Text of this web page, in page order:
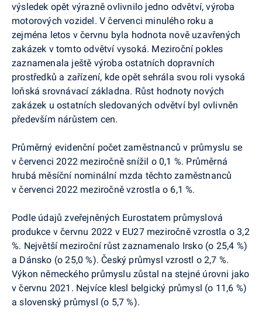
výsledek opět výrazně ovlivnilo jedno odvětví, výroba
motorových vozidel. V červenci minulého roku a
zejména letos v červnu byla hodnota nově uzavřených
zakázek v tomto odvětví vysoká. Meziroční pokles
zaznamenala ještě výroba ostatních dopravních
prostředků a zařízení, kde opět sehrála svou roli vysoká
loňská srovnávací základna. Růst hodnoty nových
zakázek u ostatních sledovaných odvětví byl ovlivněn
především nárůstem cen.
Průměrný evidenční počet zaměstnanců v průmyslu se
v červenci 2022 meziročně snížil o 0,1 %. Průměrná
hrubá měsíční nominální mzda těchto zaměstnanců
v červenci 2022 meziročně vzrostla o 6,1 %.
Podle údajů zveřejněných Eurostatem průmyslová
produkce v červnu 2022 v EU27 meziročně vzrostla o 3,2
%. Největší meziroční růst zaznamenalo Irsko (o 25,4 %)
a Dánsko (o 25,0 %). Český průmysl vzrostl o 2,7 %.
Výkon německého průmyslu zůstal na stejné úrovni jako
v červnu 2021. Nejvíce klesl belgický průmysl (o 11,6 %)
a slovenský průmysl (o 5,7 %).